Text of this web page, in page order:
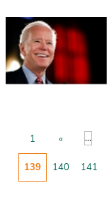
1 « ...
139 140 141